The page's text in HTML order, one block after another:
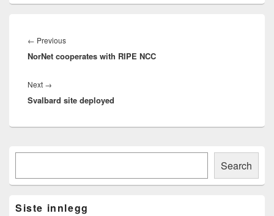
← PreviousPrevious
post:
NorNet cooperates with RIPE NCC
Next →
post:
Svalbard site deployed
Primary
Area
Search
Siste innlegg